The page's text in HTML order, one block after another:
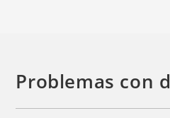
Problemas con